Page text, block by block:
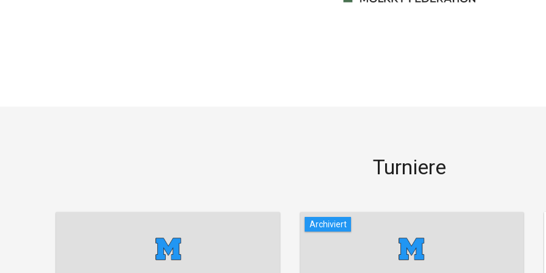
Turniere
Archiviert